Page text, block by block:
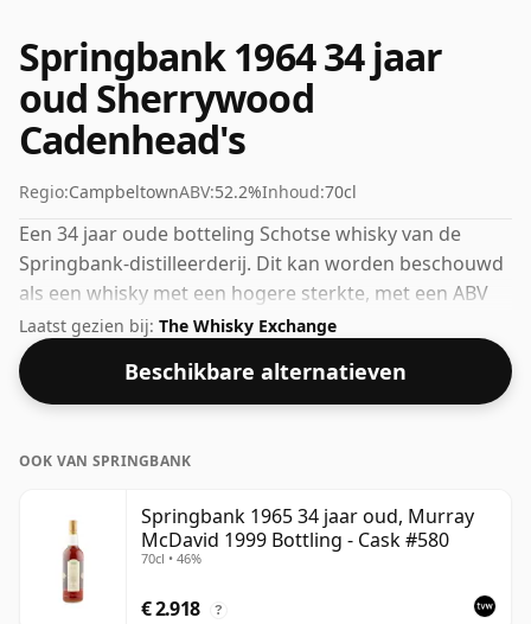
Springbank 1964 34 jaar
oud Sherrywood
Cadenhead's
Regio:CampbeltownABV:52.2%Inhoud:70cl
Een 34 jaar oude botteling Schotse whisky van de
Springbank-distilleerderij. Dit kan worden beschouwd
als een whisky met een hogere sterkte, met een ABV
van 52,2%. Wordt geleverd in de reguliere
bottelgrootte van 70cl.
Laatst gezien bij: The Whisky Exchange
Beschikbare alternatieven
OOK VAN SPRINGBANK
Springbank 1965 34 jaar oud, Murray
McDavid 1999 Bottling - Cask #580
70cl • 46%
€ 2.918 ?